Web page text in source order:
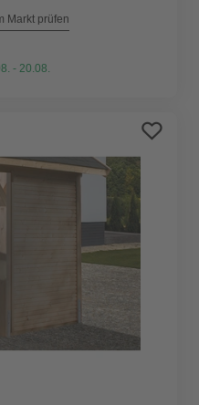
Markt prüfen
- 20.08.